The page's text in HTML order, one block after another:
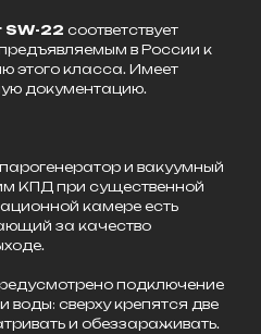
SW-22 соответствует
в России к
этого класса. Имеет
документацию.
и вакуумный
КПД при существенной
камере есть
за качество
подключение
сверху крепятся две
и обеззараживать.